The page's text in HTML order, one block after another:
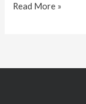
Read More »